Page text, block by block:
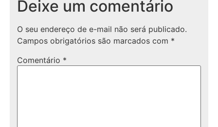
Deixe um comentário
O seu endereço de e-mail não será publicado.
Campos obrigatórios são marcados com *
Comentário *